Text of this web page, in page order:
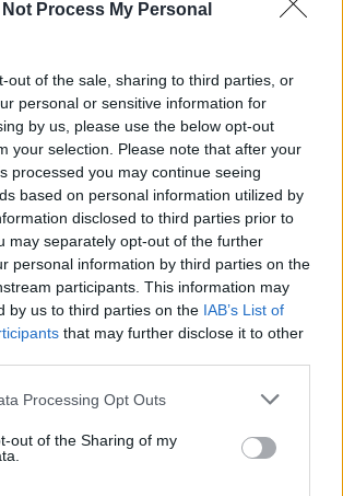
Not Process My Personal
out of the sale, sharing to third parties, or
personal or sensitive information for
by us, please use the below opt-out
your selection. Please note that after your
processed you may continue seeing
based on personal information utilized by
disclosed to third parties prior to
may separately opt-out of the further
personal information by third parties on the
participants. This information may
by us to third parties on the IAB’s List of
that may further disclose it to other
Processing Opt Outs
out of the Sharing of my
Ακολουθήστε το OLAFAQ
στο Google News